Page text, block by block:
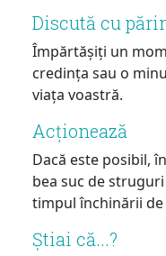
Discută cu
Împărtășiți un
credința sau o
viața voastră.
Acționează
Dacă este posibil,
bea suc de
timpul închinării de
Știai că...?